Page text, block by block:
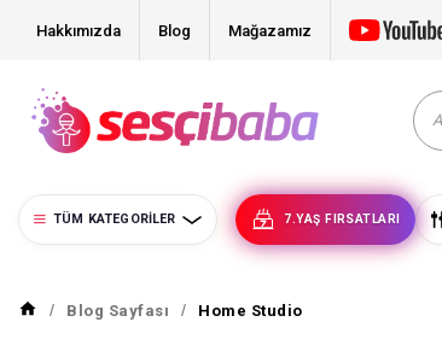
Hakkımızda Blog Mağazamız
TÜM KATEGORILER 7.YAŞ FIRSATLARI
Blog Sayfası Home Studio